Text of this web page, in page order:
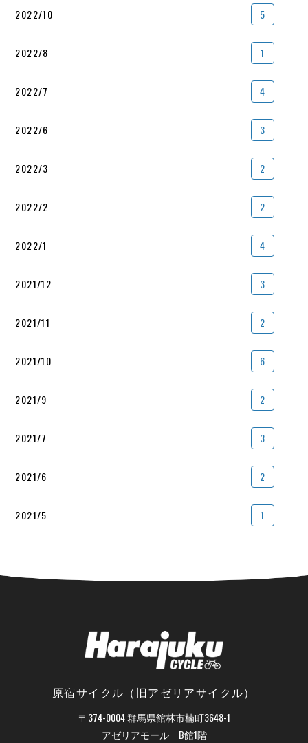
2022/10 5
2022/8 1
2022/7 4
2022/6 3
2022/3 2
2022/2 2
2022/1 4
2021/12 3
2021/11 2
2021/10 6
2021/9 2
2021/7 3
2021/6 2
2021/5 1
原宿サイクル（旧アゼリアサイクル）
〒374-0004 群馬県館林市楠町3648-1
アゼリアモール B館1階